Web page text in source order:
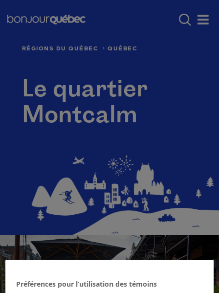
Main navigation -
Où aller au Québec Régions du Québec
RÉGIONS DU QUÉBEC QUÉBEC
Le quartier
Montcalm
Préférences pour l’utilisation des témoins